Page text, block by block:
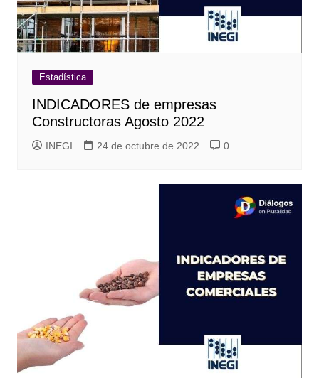
Estadística
INDICADORES de empresas
Constructoras Agosto 2022
INEGI 24 de octubre de 2022 0